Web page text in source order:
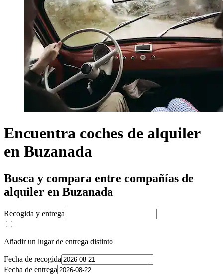
Encuentra coches de alquiler
en Buzanada
Busca y compara entre compañías de
alquiler en Buzanada
Recogida y entrega
Añadir un lugar de entrega distinto
Fecha de recogida
Fecha de entrega